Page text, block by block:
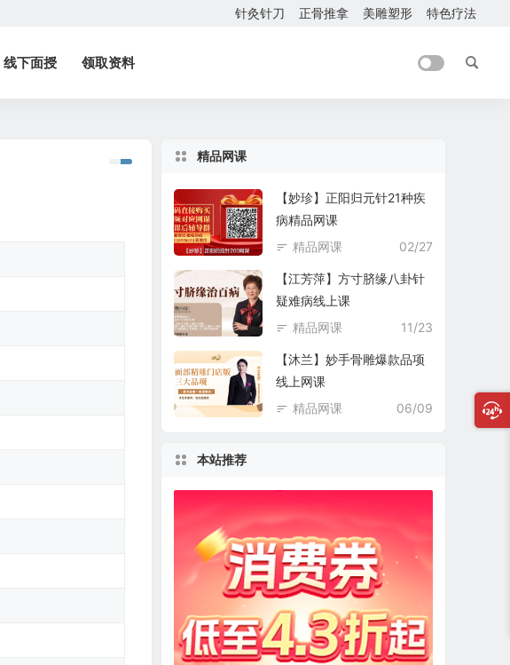
针灸针刀 正骨推拿 美雕塑形 特色疗法
线下面授 领取资料
精品网课
【妙珍】正阳归元针21种疾
病精品网课
02/27
精品网课
【江芳萍】方寸脐缘八卦针
疑难病线上课
11/23
精品网课
【沐兰】妙手骨雕爆款品项
线上网课
06/09
精品网课
本站推荐